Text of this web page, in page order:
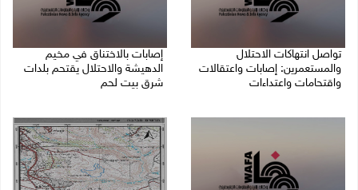
تواصل انتهاكات الاحتلال
والمستعمرين: إصابات واعتقالات
واقتحامات واعتداءات
إصابات بالاختناق في مخيم
الدهيشة والاحتلال يقتحم بلدات
شرق بيت لحم